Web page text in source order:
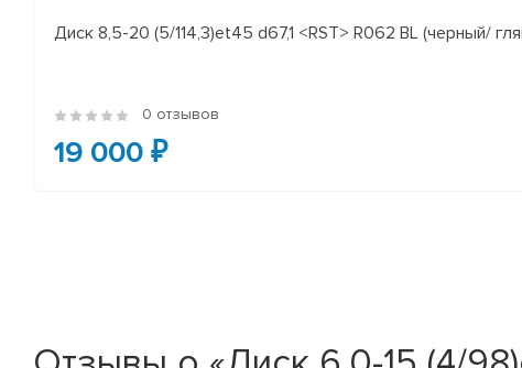
Диск 8,5-20 (5/114,3)et45 d67,1 <RST> R062 BL (черный/
0 отзывов
19 000 ₽